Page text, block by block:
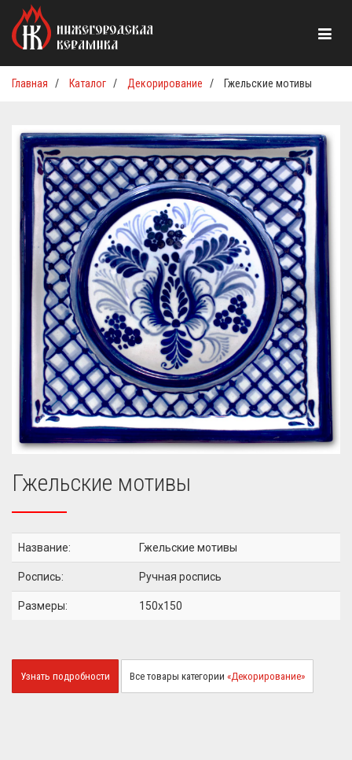
Главная / Каталог / Декорирование / Гжельские мотивы
Гжельские мотивы
Название: Гжельские мотивы
Роспись: Ручная роспись
Размеры: 150x150
Узнать подробности Все товары категории «Декорирование»